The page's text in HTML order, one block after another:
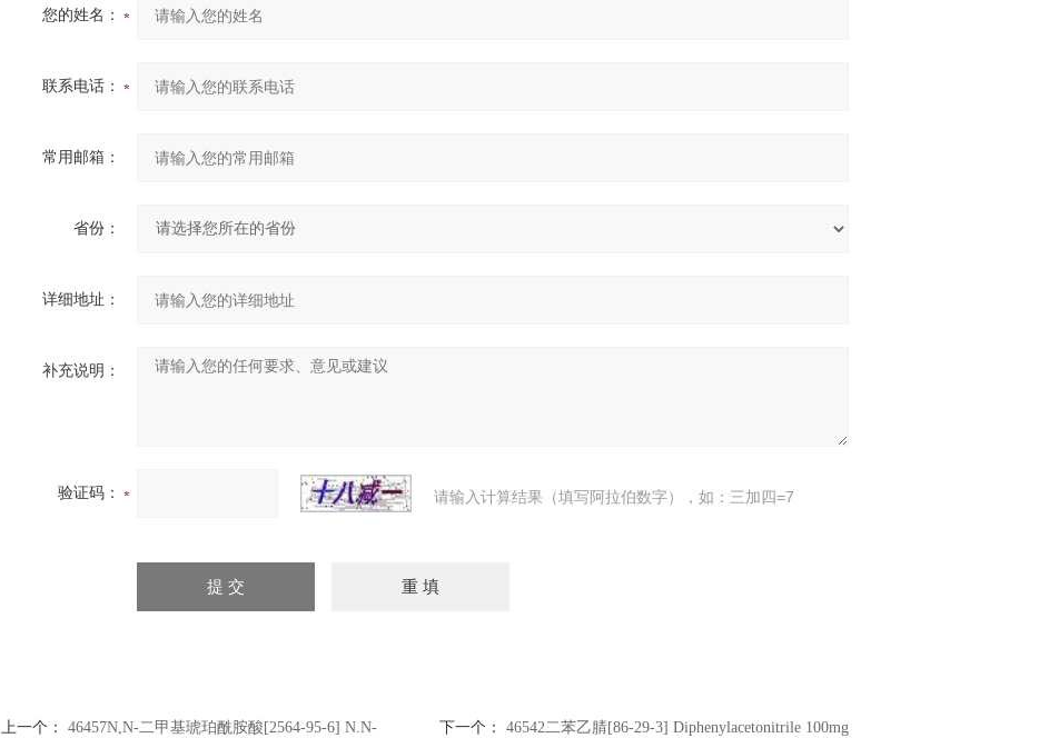
您的姓名：
联系电话：
常用邮箱：
省份：
详细地址：
补充说明：
验证码： 请输入计算结果（填写阿拉伯数字），如：三加四=7
上一个： 46457N,N-二甲基琥珀酰胺酸[2564-95-6] N.N- 下一个： 46542二苯乙腈[86-29-3] Diphenylacetonitrile 100mg